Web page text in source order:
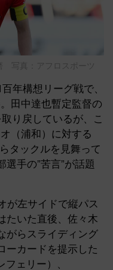
写真：アフロスポーツ
年構想リーグ戦で、
田中達也暫定監督の
り戻しているが、こ
（浦和）に対する
タックルを見舞って
手の”苦言”が話題
が左サイドで縦パス
たいた直後、佐々木
がらスライディング
ーカードを提示した
ェリー）、